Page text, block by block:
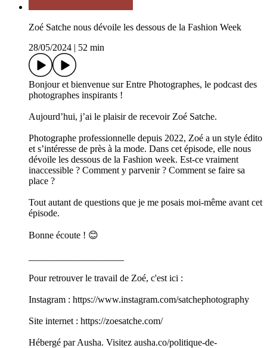
Zoé Satche nous dévoile les dessous de la Fashion Week
28/05/2024
52 min
Bonjour et bienvenue sur Entre Photographes, le podcast des
photographes inspirants !
Aujourd’hui, j’ai le plaisir de recevoir Zoé Satche.
Photographe professionnelle depuis 2022, Zoé a un style édito
et s’intéresse de près à la mode. Dans cet épisode, elle nous
dévoile les dessous de la Fashion week. Est-ce vraiment
inaccessible ? Comment y parvenir ? Comment se faire sa
place ?
Tout autant de questions que je me posais moi-même avant cet
épisode.
Bonne écoute ! 😊
Pour retrouver le travail de Zoé, c'est ici :
Instagram : https://www.instagram.com/satchephotography
Site internet : https://zoesatche.com/
Hébergé par Ausha. Visitez ausha.co/politique-de-